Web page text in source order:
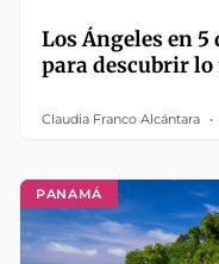
Los Ángeles en
para descubrir lo
Claudia Franco Alcántara
PANAMÁ